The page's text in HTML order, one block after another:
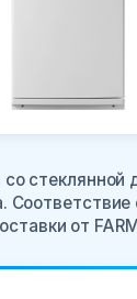
стеклянной
Соответствие
от FARM